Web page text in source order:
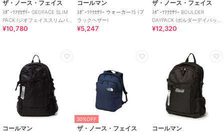
ザ・ノース・フェイス
ｽﾎﾟｰﾂｱｸｾｻﾘｰ GEOFACE SLIM
PACK (ジオフェイススリムパ
ック)
¥10,780
コールマン
ｽﾎﾟｰﾂｱｸｾｻﾘｰ ウォーカー15 (ブ
ラックヘザー)
¥5,247
ザ・ノース・フェイス
ｽﾎﾟｰﾂｱｸｾｻﾘｰ BOULDER
DAYPACK (ボルダーデイパッ
ク)
¥12,320
コールマン
30%OFF
ザ・ノース・フェイス コールマン